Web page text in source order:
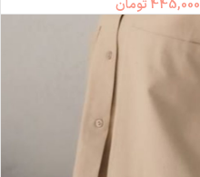
445,000 تومان